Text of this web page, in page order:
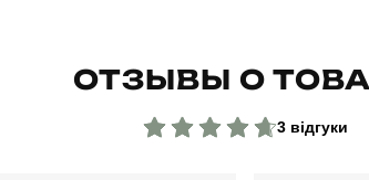
ОТЗЫВЫ О
3 відгуки